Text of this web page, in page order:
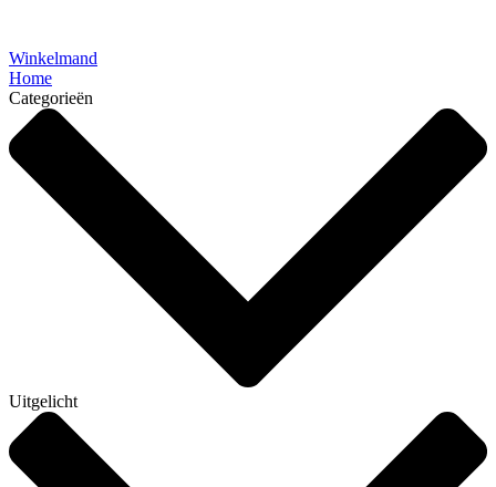
Winkelmand
Home
Categorieën
Uitgelicht